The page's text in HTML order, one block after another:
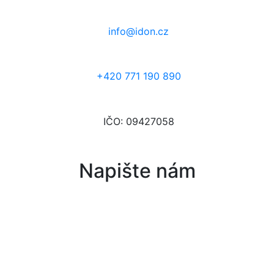
info@idon.cz
+420 771 190 890
IČO: 09427058
Napište nám